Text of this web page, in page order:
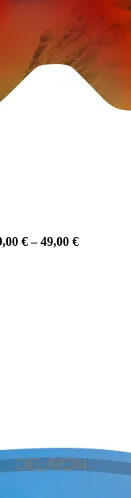
€–49,00 €